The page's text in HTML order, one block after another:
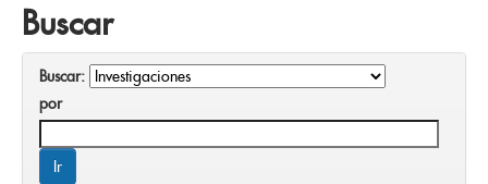
Buscar
Buscar:
por